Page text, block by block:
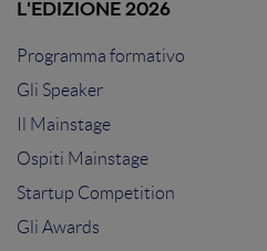
L'EDIZIONE 2026
Programma formativo
Gli Speaker
Il Mainstage
Ospiti Mainstage
Startup Competition
Gli Awards